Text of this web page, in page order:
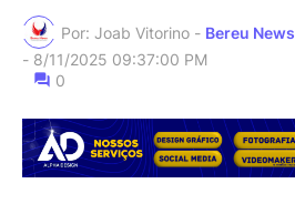
Por: Joab Vitorino - Bereu News
- 8/11/2025 09:37:00 PM
0